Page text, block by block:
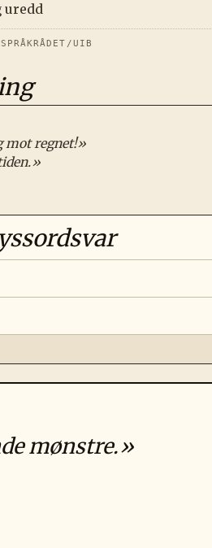
uredd
UIB
mot regnet!»
»
mønstre.»